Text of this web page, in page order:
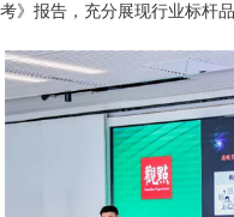
考》报告，充分展现行业标杆